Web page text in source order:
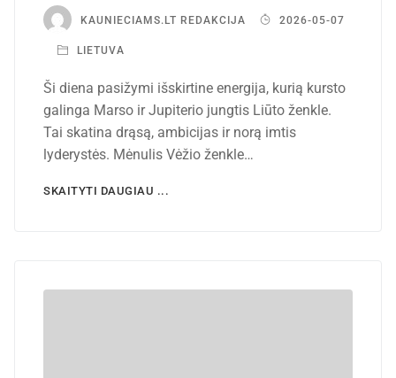
KAUNIECIAMS.LT REDAKCIJA 2026-05-07
LIETUVA
Ši diena pasižymi išskirtine energija, kurią kursto
galinga Marso ir Jupiterio jungtis Liūto ženkle.
Tai skatina drąsą, ambicijas ir norą imtis
lyderystės. Mėnulis Vėžio ženkle…
SKAITYTI DAUGIAU ...